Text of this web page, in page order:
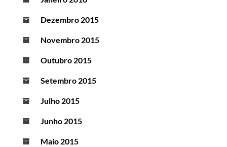
Dezembro 2015
Novembro 2015
Outubro 2015
Setembro 2015
Julho 2015
Junho 2015
Maio 2015